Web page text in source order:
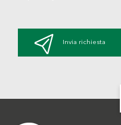
Invia richiesta